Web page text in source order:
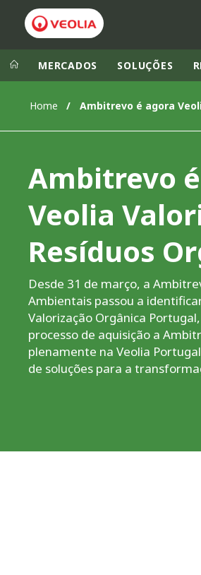
Veolia Group
CAMPUS
FUNDAÇÃO
INSTITUTO
MERCADOS SOLUÇÕES
Home
Ambitrevo
Veolia
Resíduos
Desde 31 de março, a
Ambientais passou a
Valorização Orgânica
processo de aquisição a
plenamente na Veolia
de soluções para a